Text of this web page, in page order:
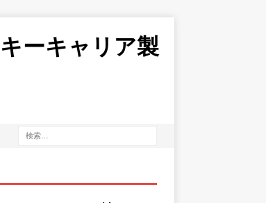
ーキャリア製